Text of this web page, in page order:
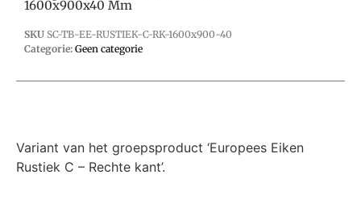
1600x900x40 Mm
SKU SC-TB-EE-RUSTIEK-C-RK-1600x900-40
Categorie: Geen categorie
Variant van het groepsproduct ‘Europees Eiken
Rustiek C – Rechte kant’.